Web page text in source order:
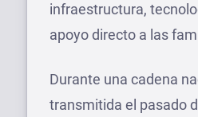
infraestructura,
apoyo directo a las
Durante una cadena
transmitida el pasado